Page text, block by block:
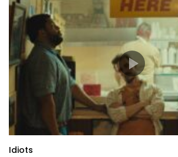
Idiots